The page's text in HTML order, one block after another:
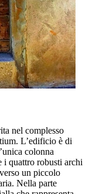
nel complesso
L’edificio è di
colonna
i quattro robusti archi
un piccolo
Nella parte